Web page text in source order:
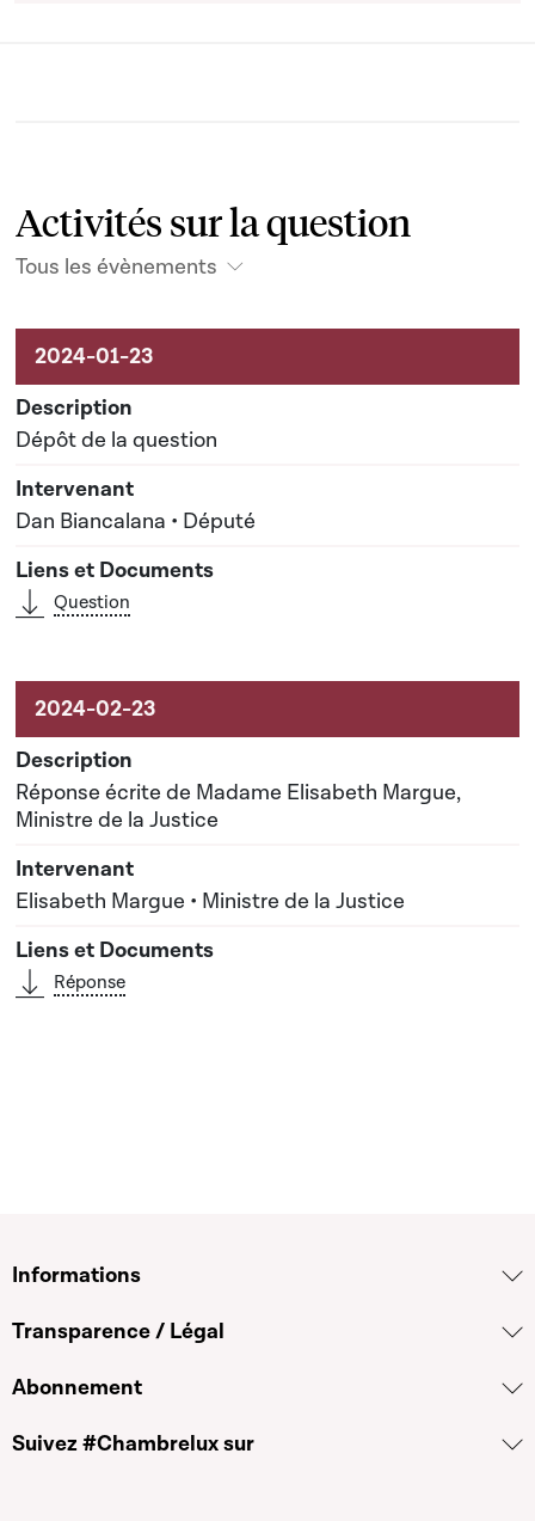
Activités sur la question
Tous les évènements
Activités liées au dossier
Dépôt de la question
Dan Biancalana • Député
Question
Réponse écrite de Madame Elisabeth Margue,
Ministre de la Justice
Elisabeth Margue • Ministre de la Justice
Réponse
Informations
Transparence / Légal
Abonnement
Suivez #Chambrelux sur